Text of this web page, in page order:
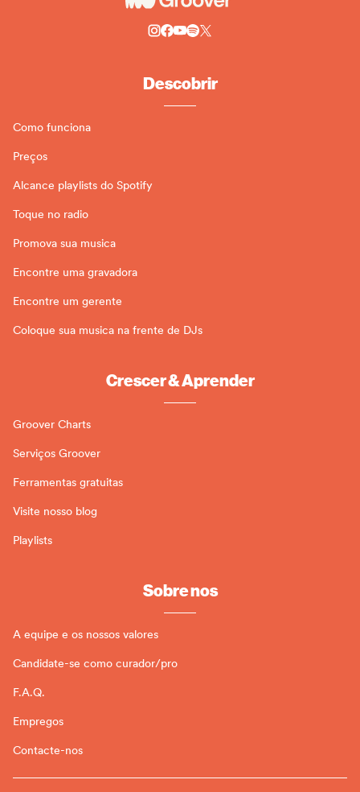
Descobrir
Como funciona
Preços
Alcance playlists do Spotify
Toque no radio
Promova sua musica
Encontre uma gravadora
Encontre um gerente
Coloque sua musica na frente de DJs
Crescer & Aprender
Groover Charts
Serviços Groover
Ferramentas gratuitas
Visite nosso blog
Playlists
Sobre nos
A equipe e os nossos valores
Candidate-se como curador/pro
F.A.Q.
Empregos
Contacte-nos